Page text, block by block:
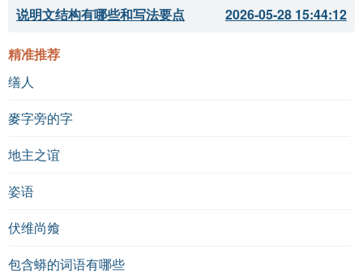
说明文结构有哪些和写法要点 2026-05-28 15:44:12
精准推荐
缮人
麥字旁的字
地主之谊
姿语
伏维尚飨
包含蟒的词语有哪些